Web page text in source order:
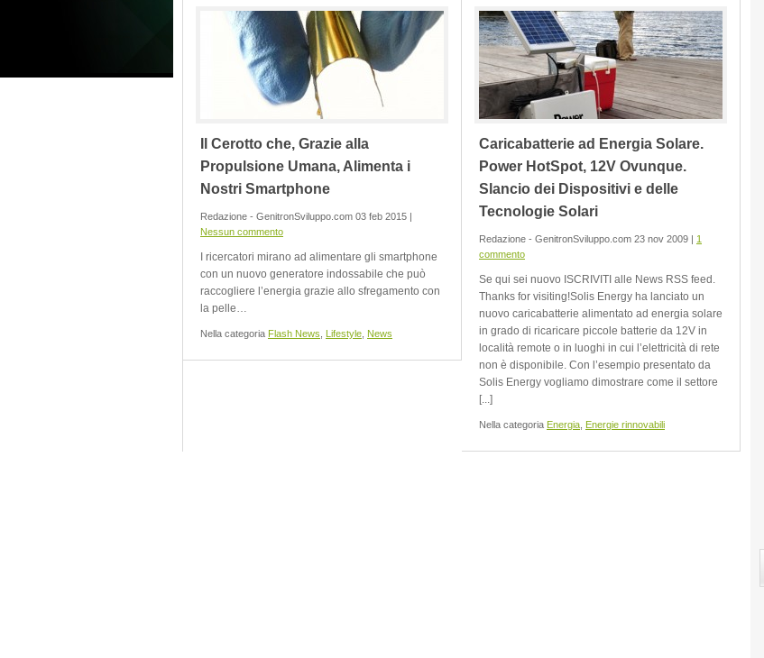
Il Cerotto che, Grazie alla
Propulsione Umana, Alimenta i
Nostri Smartphone
Redazione - GenitronSviluppo.com 03 feb 2015 |
Nessun commento
I ricercatori mirano ad alimentare gli smartphone
con un nuovo generatore indossabile che può
raccogliere l’energia grazie allo sfregamento con
la pelle…
Nella categoria Flash News Lifestyle News
Caricabatterie ad Energia Solare.
Power HotSpot, 12V Ovunque.
Slancio dei Dispositivi e delle
Tecnologie Solari
Redazione - GenitronSviluppo.com 23 nov 2009 | 1
commento
Se qui sei nuovo ISCRIVITI alle News RSS feed.
Thanks for visiting!Solis Energy ha lanciato un
nuovo caricabatterie alimentato ad energia solare
in grado di ricaricare piccole batterie da 12V in
località remote o in luoghi in cui l’elettricità di rete
non è disponibile. Con l’esempio presentato da
Solis Energy vogliamo dimostrare come il settore
[...]
Nella categoria Energia Energie rinnovabili